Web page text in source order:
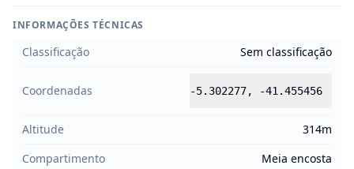
INFORMAÇÕES TÉCNICAS
Classificação Sem classificação
Coordenadas -5.302277, -41.455456
Altitude
314m
Compartimento
Meia encosta